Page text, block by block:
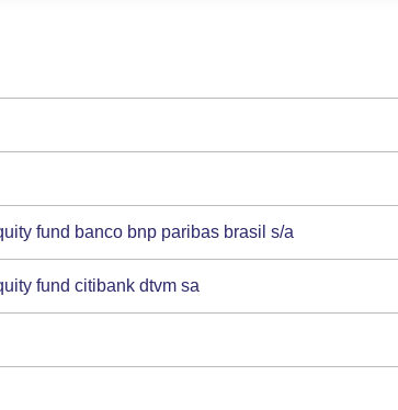
fund banco bnp paribas brasil s/a
fund citibank dtvm sa